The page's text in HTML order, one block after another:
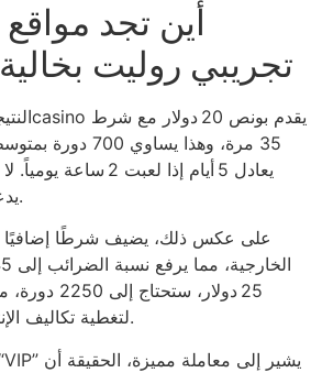
أين تجد
تجريبي روليت
يعادل 5 أيام إذا لعبت
يدعوك لتقريب هذا الرقم.
25 دولار،
لتغطية تكاليف الإنترنت الشهرية في دبي.